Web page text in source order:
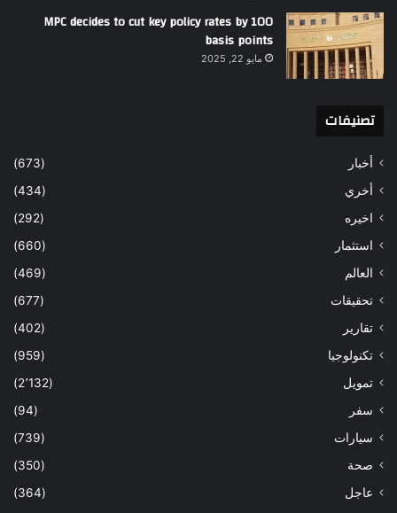
MPC decides to cut key policy rates by 100
basis points
مايو 22, 2025
تصنيفات
أخبار
(673)
أخري
(434)
اخيره
(292)
استثمار
(660)
العالم
(469)
تحقيقات
(677)
تقارير
(402)
تكنولوجيا
(959)
تمويل
(2٬132)
سفر
(94)
سيارات
(739)
صحة
(350)
عاجل
(364)